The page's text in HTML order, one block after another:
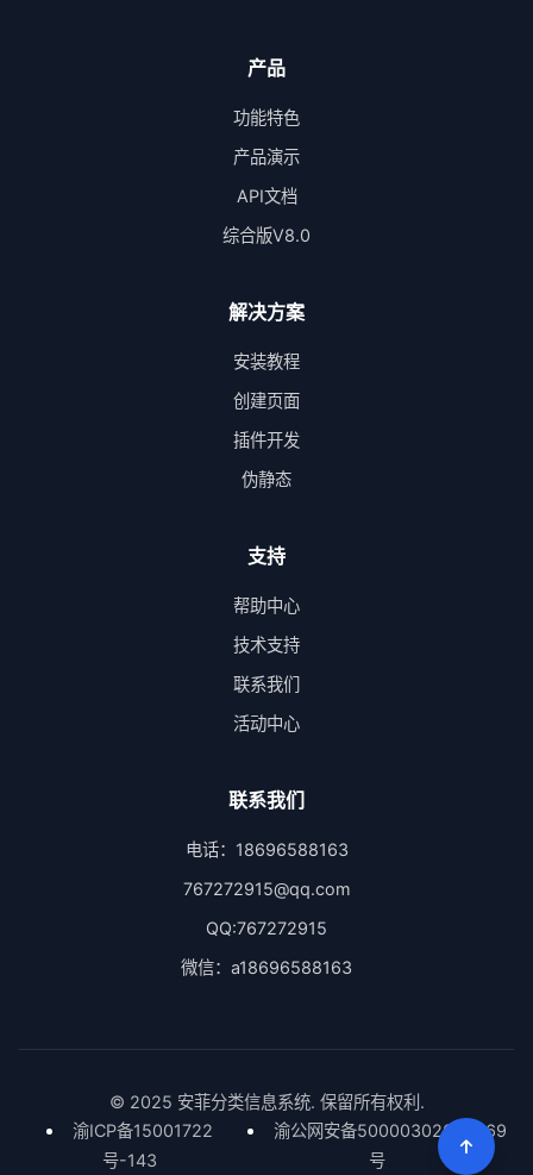
产品
功能特色
产品演示
API文档
综合版V8.0
解决方案
安装教程
创建页面
插件开发
伪静态
支持
帮助中心
技术支持
联系我们
活动中心
联系我们
电话：18696588163
767272915@qq.com
QQ:767272915
微信：a18696588163
© 2025 安菲分类信息系统. 保留所有权利.
渝ICP备15001722
号-143
渝公网安备50000302000669
号